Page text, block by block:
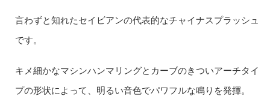
言わずと知れたセイビアンの代表的なチャイナスプラッシュ
です。
キメ細かなマシンハンマリングとカーブのきついアーチタイ
プの形状によって、明るい音色でパワフルな鳴りを発揮。